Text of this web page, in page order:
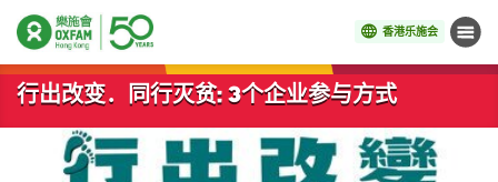
香港乐施会 菜单
开始主要内容
行出改变．同行灭贫: 3个企业参与方式